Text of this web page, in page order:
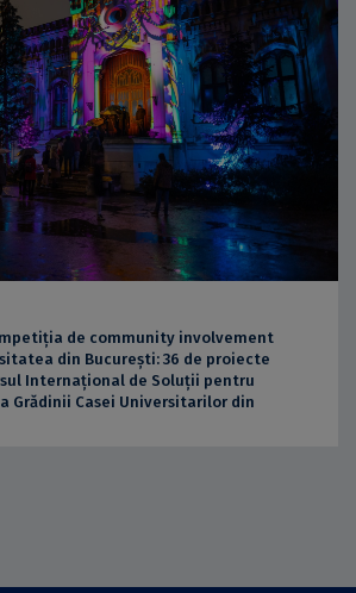
de community involvement
din București: 36 de proiecte
Internațional de Soluții pentru
Grădinii Casei Universitarilor din